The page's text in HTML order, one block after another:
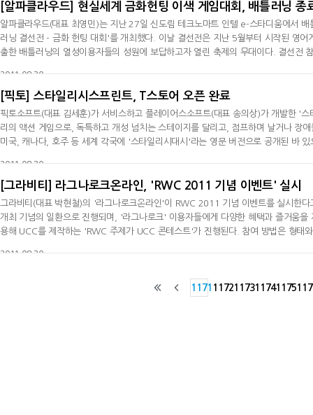
[알파클라우드] 현실세계 금화헌팅 이색 게임대회, 배틀러닝 종
알파클라우드(대표 최영민)는 지난 27일 신도림 테크노마트 인텔 e-스타디움에서
러닝 결선전 - 금화 헌팅 대회'를 개최했다. 이날 결선전은 지난 5월부터 시작된 영
출한 배틀러닝의 열성이용자들의 성원에 보답하고자 열린 축제의 무대이다. 결선전
2011-08-30
[픽토] 스타일리시스프린트, T스토어 오픈 완료
픽토소프트(대표 김세훈)가 서비스하고 플레이어스소프트(대표 송의상)가 개발한 '
리의 액션 게임으로, 독특하고 개성 넘치는 스테이지를 달리고, 점프하며 날거나 장
미국, 캐나다, 호주 등 세계 각국에 '스타일리시대시'라는 영문 버전으로 공개된
2011-08-30
[그라비티] 라그나로크온라인, 'RWC 2011 기념 이벤트' 실시
그라비티(대표 박현철)의 '라그나로크온라인'이 RWC 2011 기념 이벤트를 실시한
개최 기념의 일환으로 진행되며, '라그나로크' 이용자들에게 다양한 혜택과 즐거움
용해 UCC를 제작하는 'RWC 주제가 UCC 콘테스트'가 진행된다. 참여 방법은 형태
2011-08-30
1171 1172117311741175